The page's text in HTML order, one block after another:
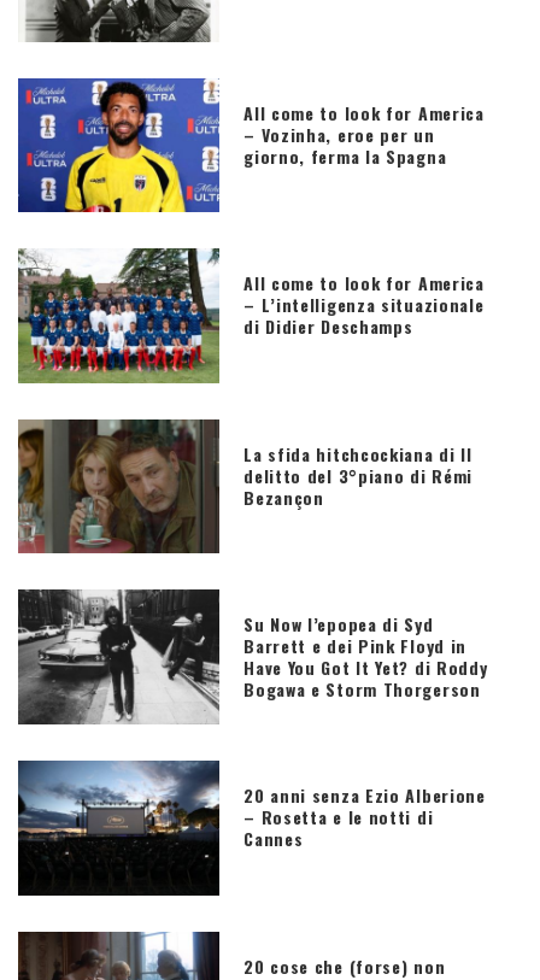
All come to look for America
– Vozinha, eroe per un
giorno, ferma la Spagna
All come to look for America
– L’intelligenza situazionale
di Didier Deschamps
La sfida hitchcockiana di Il
delitto del 3°piano di Rémi
Bezançon
Su Now l’epopea di Syd
Barrett e dei Pink Floyd in
Have You Got It Yet? di Roddy
Bogawa e Storm Thorgerson
20 anni senza Ezio Alberione
– Rosetta e le notti di
Cannes
20 cose che (forse) non